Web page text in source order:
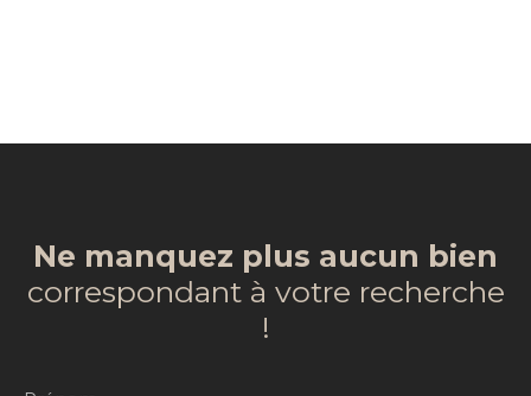
Ne manquez plus aucun bien
correspondant à votre recherche
!